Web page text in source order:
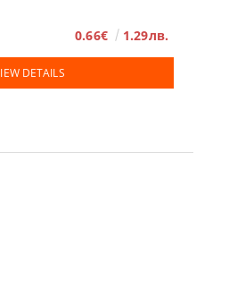
0.66€ 1.29лв.
DETAILS